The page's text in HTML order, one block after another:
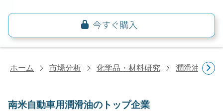
ホーム 市場分析 化学品・材料研究 潤滑油・燃
南米自動車用潤滑油のトップ企業